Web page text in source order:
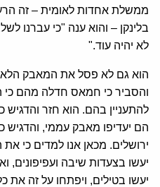
ממשלת אחדות לאומית – זה
בלינקן – והוא ענה "כי עברנו
לא יהיה עוד."
הוא גם לא פסל את המאבק הלא
והסביר כי חמאס חדלה מהם כי
להתעניין בהם. הוא חזר והדגיש
הם יעדיפו מאבק עממי, והדגיש
ירושלים. מכאן אנו למדים כי
יעשו בצעדות שיבה ועפיפונים,
יעשו בטילים, ויפתחו על זה את